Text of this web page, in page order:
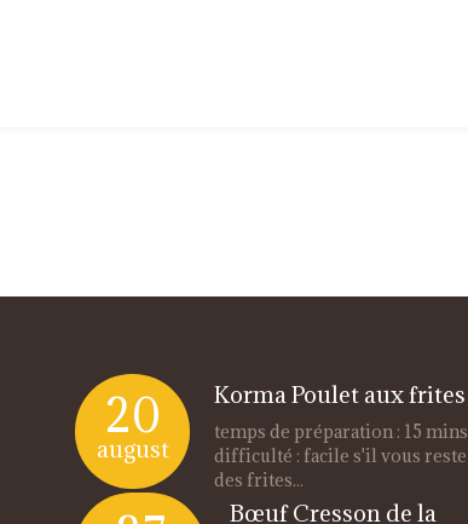
20
august
Korma Poulet aux frites
temps de préparation : 15 mins
difficulté : facile s'il vous reste
des frites...
Bœuf Cresson de la